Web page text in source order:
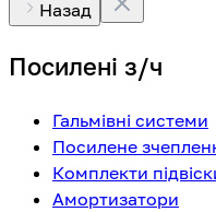
Назад
Посилені з/ч
Гальмівні системи
Посилене
Комплекти
Амортизатори